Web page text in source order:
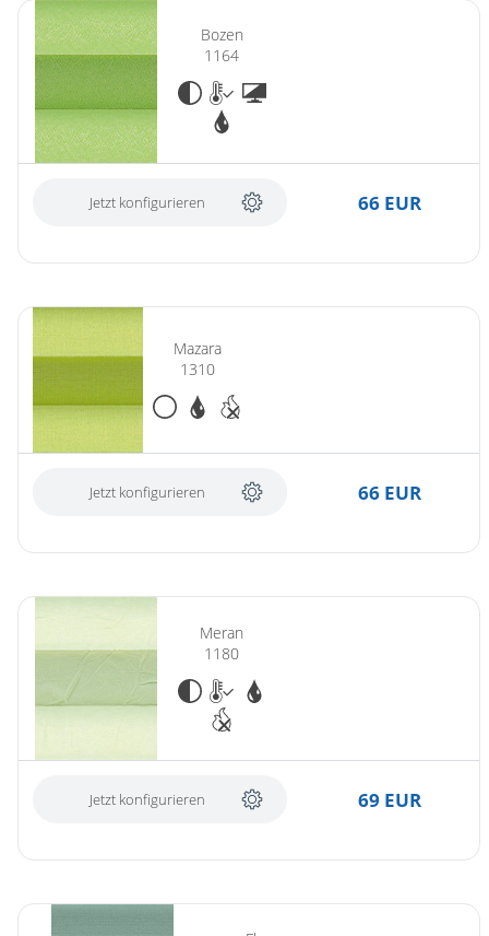
Bozen
1164
Jetzt konfigurieren 66 EUR
Mazara
1310
Jetzt konfigurieren 66 EUR
Meran
1180
Jetzt konfigurieren 69 EUR